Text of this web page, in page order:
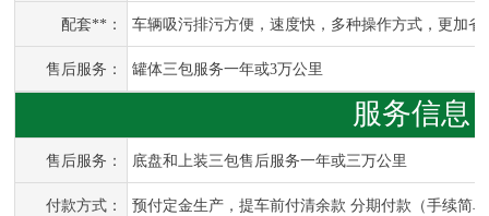
配套**： 车辆吸污排污方便，速度快，多种操作方式，更加省
售后服务： 罐体三包服务一年或3万公里
服务信息
售后服务： 底盘和上装三包售后服务一年或三万公里
付款方式： 预付定金生产，提车前付清余款 分期付款（手续简